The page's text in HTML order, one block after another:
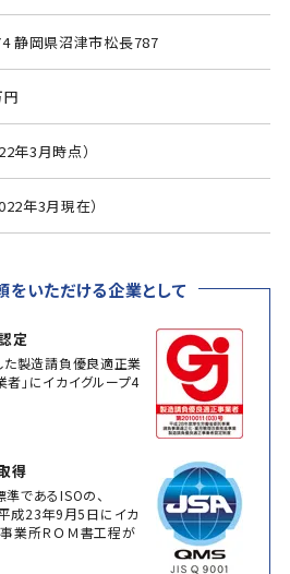
静岡県沼津市松長787
年3月時点）
年3月現在）
をいただける企業として
定
た製造請負優良適正業
」にイカイグループ4
得
であるISOの、
成23年9月5日にイカ
業所ＲＯＭ書工程が